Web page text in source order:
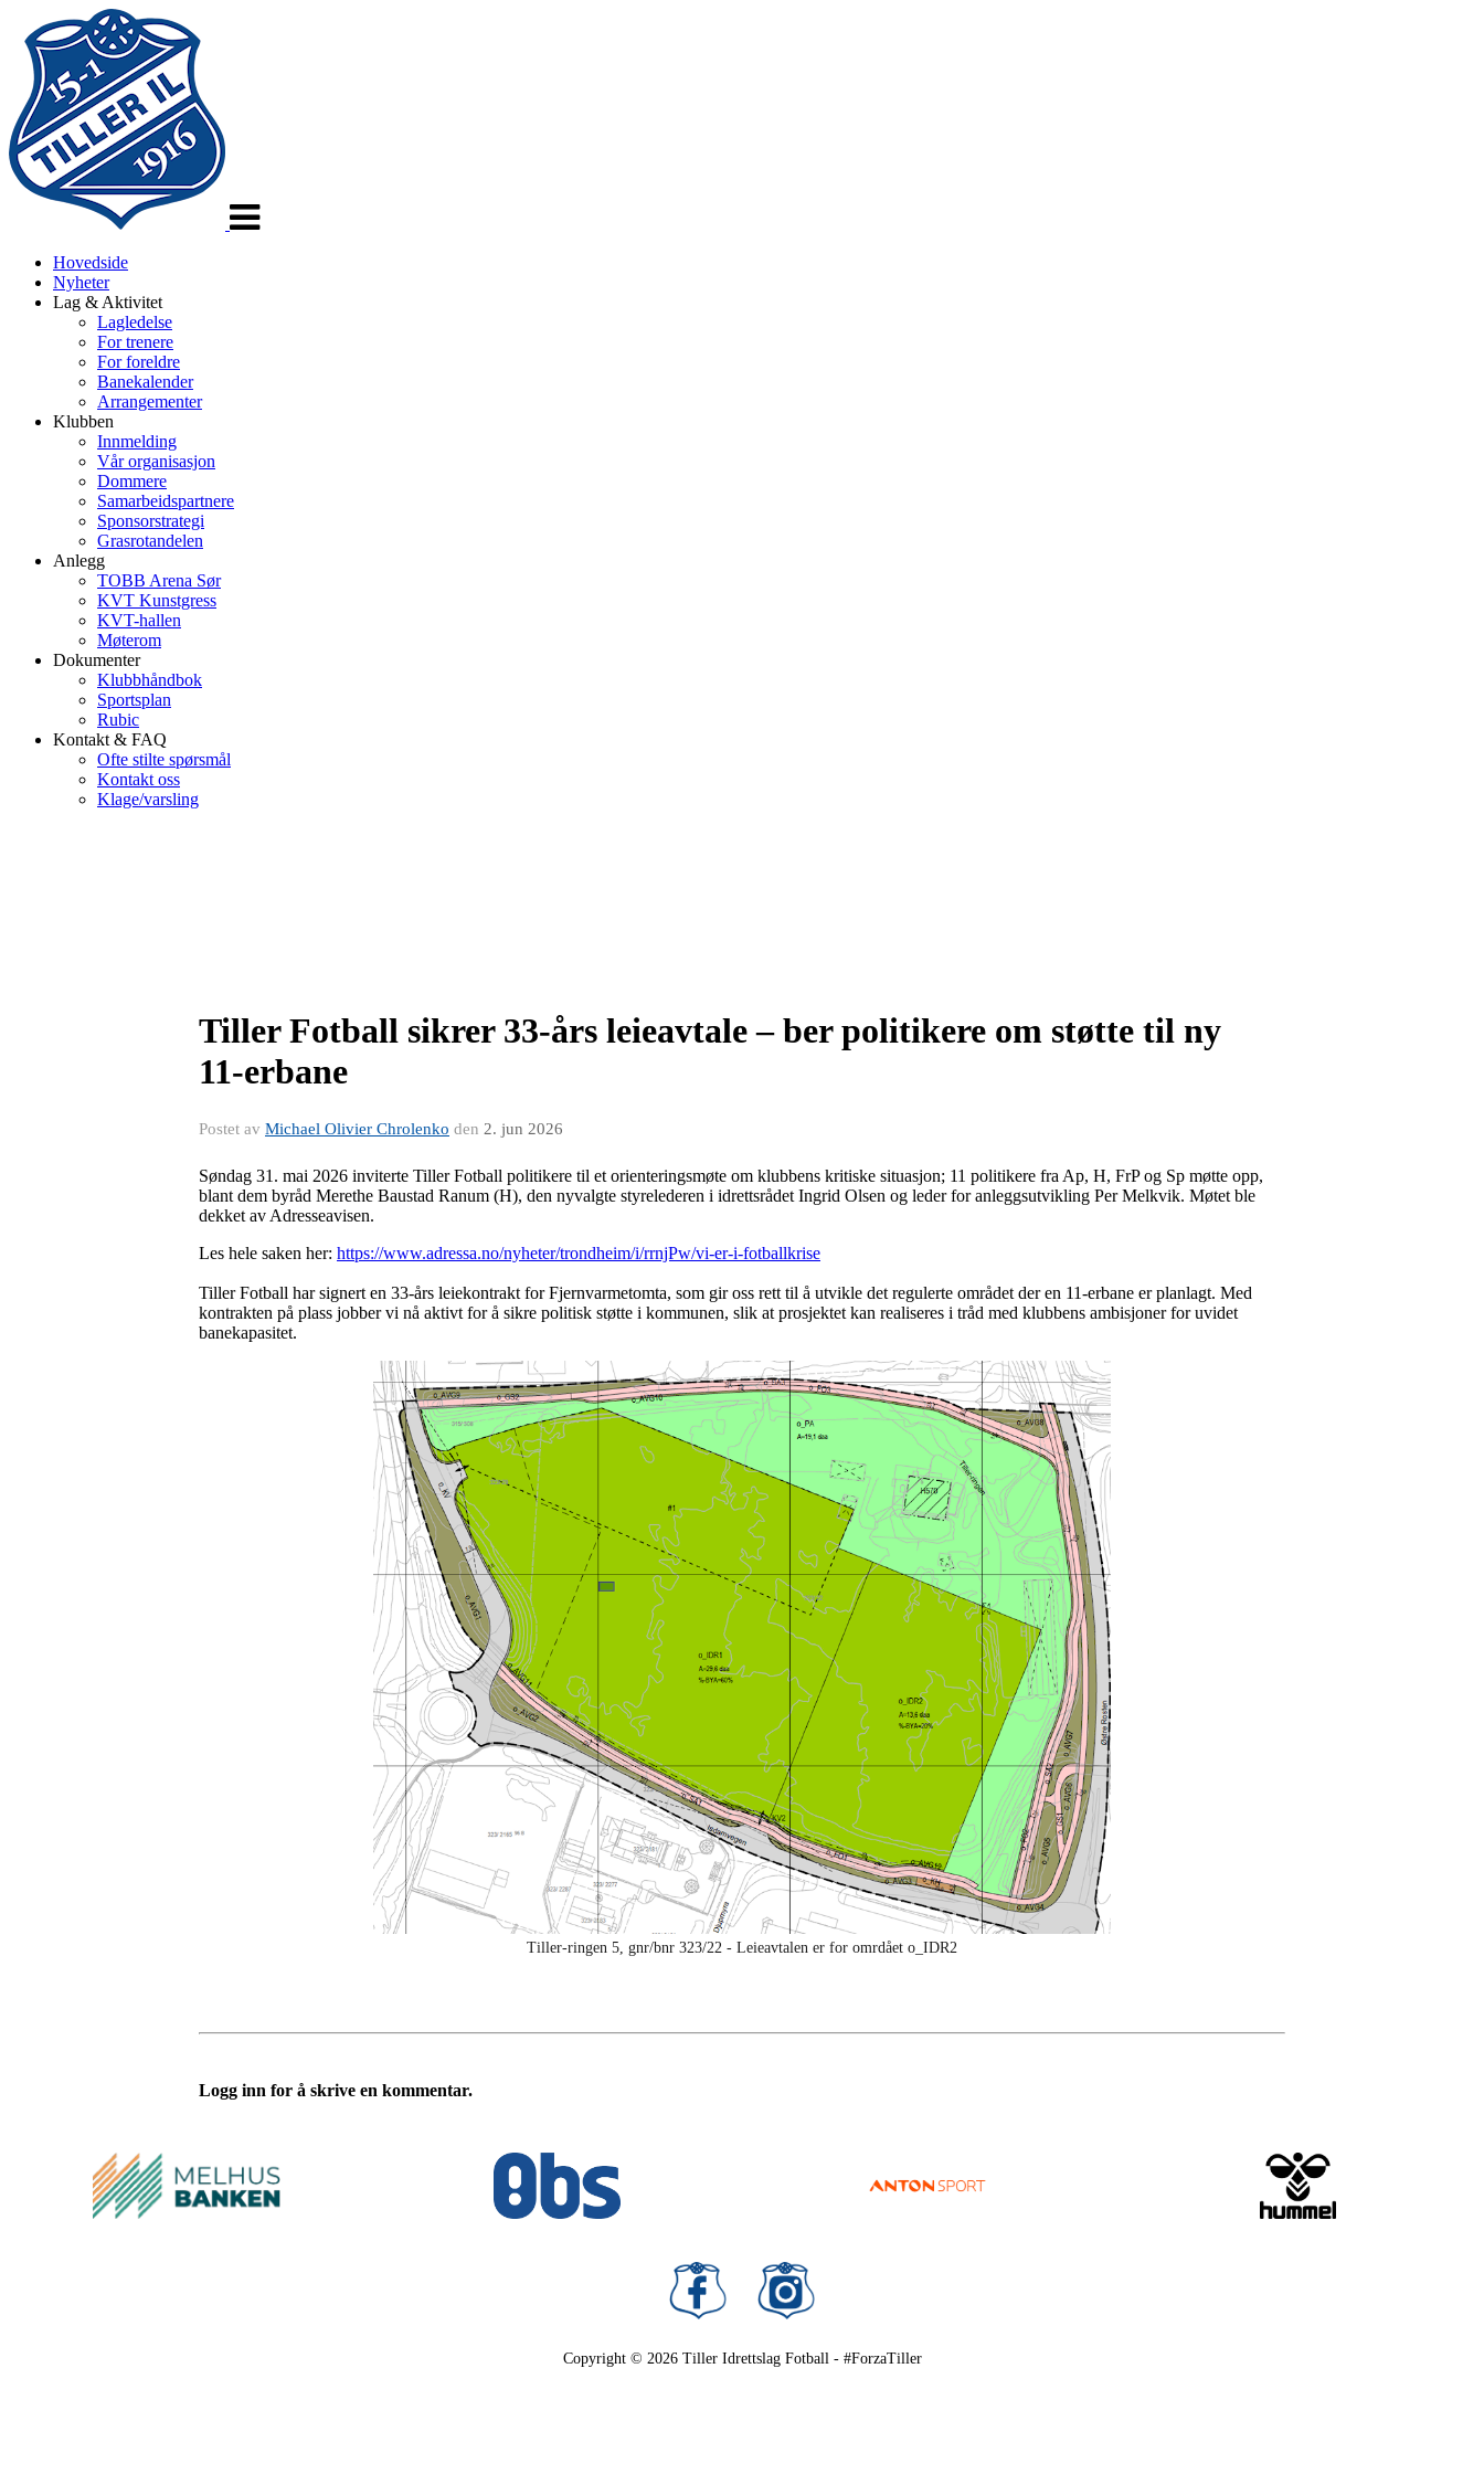
Hovedside
Nyheter
Lag & Aktivitet
Lagledelse
For trenere
For foreldre
Banekalender
Arrangementer
Klubben
Innmelding
Vår organisasjon
Dommere
Samarbeidspartnere
Sponsorstrategi
Grasrotandelen
Anlegg
TOBB Arena Sør
KVT Kunstgress
KVT-hallen
Møterom
Dokumenter
Klubbhåndbok
Sportsplan
Rubic
Kontakt & FAQ
Ofte stilte spørsmål
Kontakt oss
Klage/varsling
Tiller Fotball sikrer 33‑års leieavtale – ber politikere om støtte til ny
11‑erbane
Postet av Michael Olivier Chrolenko den 2. jun 2026
Søndag 31. mai 2026 inviterte Tiller Fotball politikere til et orienteringsmøte om klubbens kritiske situasjon; 11 politikere fra Ap, H, FrP og Sp møtte opp,
blant dem byråd Merethe Baustad Ranum (H), den nyvalgte styrelederen i idrettsrådet Ingrid Olsen og leder for anleggsutvikling Per Melkvik. Møtet ble
dekket av Adresseavisen.
Les hele saken her: https://www.adressa.no/nyheter/trondheim/i/rrnjPw/vi-er-i-fotballkrise
Tiller Fotball har signert en 33-års leiekontrakt for Fjernvarmetomta, som gir oss rett til å utvikle det regulerte området der en 11‑erbane er planlagt. Med
kontrakten på plass jobber vi nå aktivt for å sikre politisk støtte i kommunen, slik at prosjektet kan realiseres i tråd med klubbens ambisjoner for uvidet
banekapasitet.
Tiller-ringen 5, gnr/bnr 323/22 - Leieavtalen er for omrdået o_IDR2
Logg inn for å skrive en kommentar.
Copyright © 2026 Tiller Idrettslag Fotball - #ForzaTiller